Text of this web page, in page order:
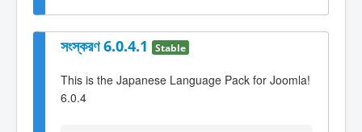
সংস্করণ 6.0.4.1 Stable
This is the Japanese Language Pack for Joomla!
6.0.4